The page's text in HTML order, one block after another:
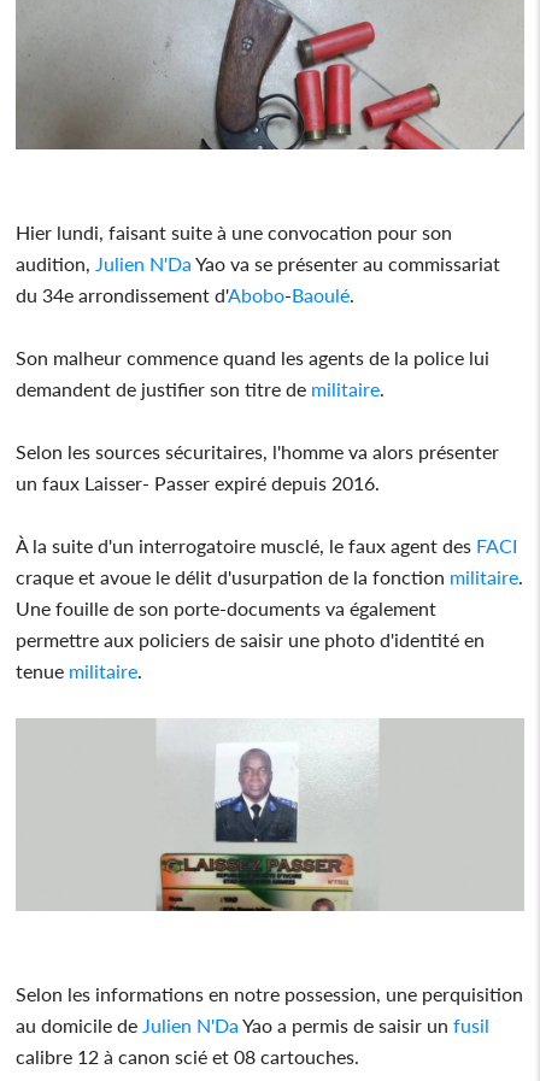
Hier lundi, faisant suite à une convocation pour son
audition, Julien N'Da Yao va se présenter au commissariat
du 34e arrondissement d'Abobo-Baoulé.
Son malheur commence quand les agents de la police lui
demandent de justifier son titre de militaire.
Selon les sources sécuritaires, l'homme va alors présenter
un faux Laisser- Passer expiré depuis 2016.
À la suite d'un interrogatoire musclé, le faux agent des FACI
craque et avoue le délit d'usurpation de la fonction militaire.
Une fouille de son porte-documents va également
permettre aux policiers de saisir une photo d'identité en
tenue militaire.
Selon les informations en notre possession, une perquisition
au domicile de Julien N'Da Yao a permis de saisir unfusil
calibre 12 à canon scié et 08 cartouches.